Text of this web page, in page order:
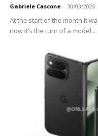
Gabriele Cascone - 30/03/2026
At the start of the month it
now it's the turn of a model...